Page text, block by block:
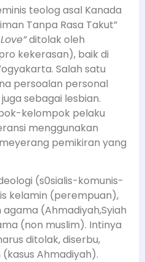
teolog asal Kanada
Tanpa Rasa Takut”
ditolak oleh
kekerasan), baik di
Salah satu
persoalan personal
sebagai lesbian.
kelompok pelaku
menggunakan
pemikiran yang
(s0sialis-komunis-
kelamin (perempuan),
(Ahmadiyah,Syiah
(non muslim). Intinya
ditolak, diserbu,
Ahmadiyah).